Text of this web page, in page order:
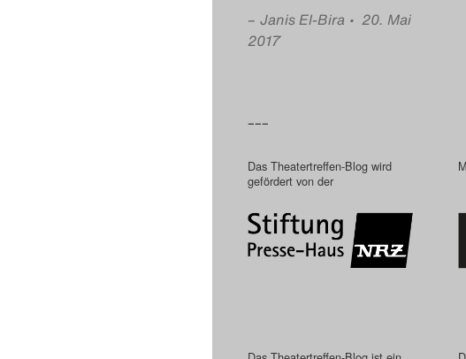
– Janis El-Bira • 20. Mai
2017
–––
Das Theatertreffen-Blog wird
gefördert von der